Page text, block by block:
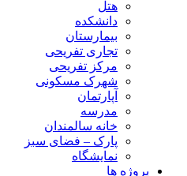
هتل
دانشکده
بیمارستان
تجاری تفریحی
مرکز تفریحی
شهرک مسکونی
آپارتمان
مدرسه
خانه سالمندان
پارک – فضای سبز
نمایشگاه
پروژه ها